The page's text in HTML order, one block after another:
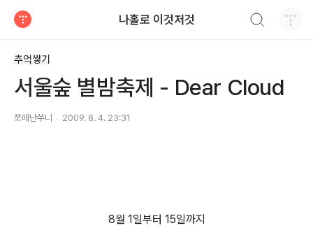
나홀로 이것저것
추억쌓기
서울숲 별밤축제 - Dear Cloud
쪼매난쑤니 2009. 8. 4. 23:31
8월 1일부터 15일까지